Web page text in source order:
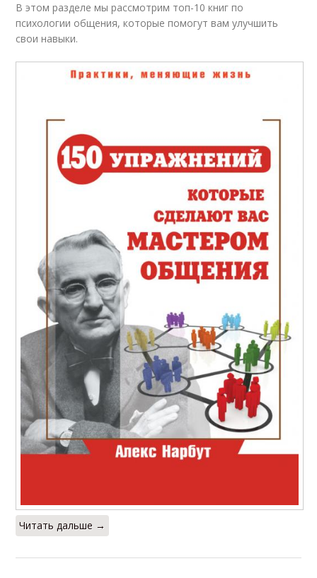
В этом разделе мы рассмотрим топ-10 книг по
психологии общения, которые помогут вам улучшить
свои навыки.
Читать дальше →